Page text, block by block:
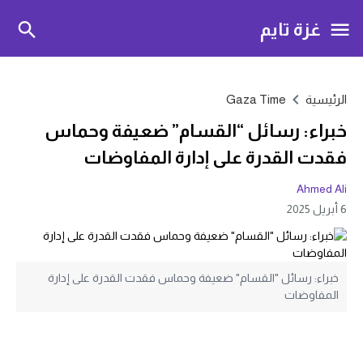
غزة تايم
الرئيسية Gaza Time
خبراء: رسائل “القسام” ضعيفة وحماس
فقدت القدرة على إدارة المفاوضات
Ahmed Ali
6 أبريل 2025
خبراء: رسائل "القسام" ضعيفة وحماس فقدت القدرة على إدارة
المفاوضات